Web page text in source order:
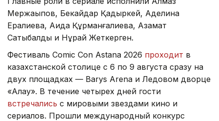
Мержақыпов, Бекайдар Қадыркей, Аделина
Ералиева, Аида Құрманғалиева, Азамат
Сатыбалды и Нұрай Жеткерген.
Фестиваль Comic Con Astana 2026 проходит в
казахстанской столице с 6 по 9 августа сразу на
двух площадках — Barys Arena и Ледовом дворце
«Алау». В течение четырех дней гости
встречались с мировыми звездами кино и
сериалов. Прошли международный конкурс